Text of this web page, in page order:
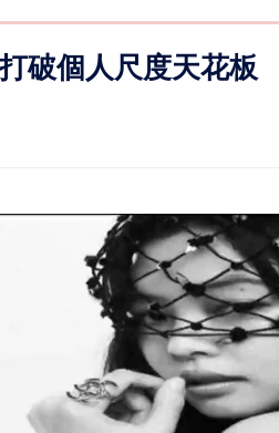
狠詐慈濟「10.8億」
漢光42號演習第二日
破個人尺度天花板